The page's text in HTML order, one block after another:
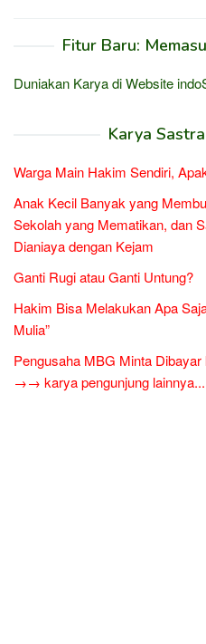
Fitur Baru:
Duniakan Karya di Website
Karya
Warga Main Hakim Sendiri,
Anak Kecil Banyak yang
Sekolah yang Mematikan, dan
Dianiaya dengan Kejam
Ganti Rugi atau Ganti Untung?
Hakim Bisa Melakukan Apa
Mulia”
Pengusaha MBG Minta
→→ karya pengunjung lainnya...